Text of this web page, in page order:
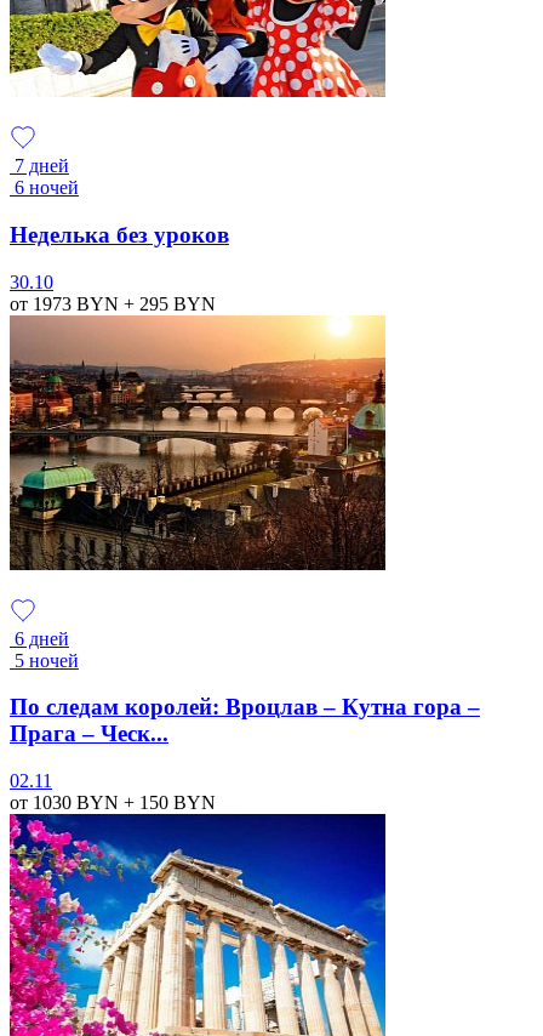
7 дней
6 ночей
Неделька без уроков
30.10
от 1973 BYN + 295 BYN
6 дней
5 ночей
По следам королей: Вроцлав – Кутна гора –
Прага – Ческ...
02.11
от 1030 BYN + 150 BYN